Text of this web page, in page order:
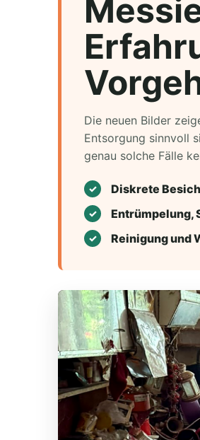
Die neuen Bilder
Entsorgung sinnvoll
genau solche Fälle
Diskrete
Entrümpelung,
Reinigung und